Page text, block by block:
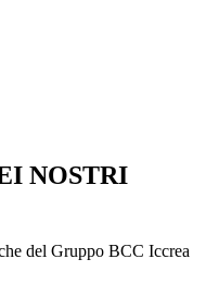
NOSTRI
del Gruppo BCC Iccrea